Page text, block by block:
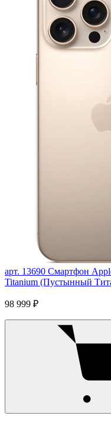
арт. 13690 Смартфон
Titanium (Пустынный
98 999 ₽